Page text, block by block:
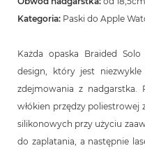
Kategoria: Paski do Apple
Każda opaska Braided
design, który jest
zdejmowania z nadgarstka.
włókien przędzy poliestrowej
silikonowych przy użyciu
do zaplatania, a następnie